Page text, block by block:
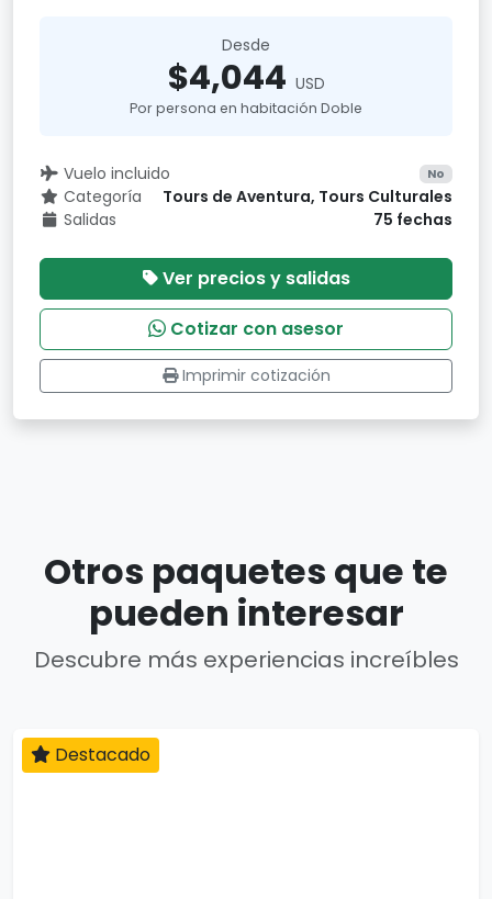
Desde
$4,044 USD
Por persona en habitación Doble
Vuelo incluido No
Categoría
Tours de Aventura, Tours Culturales
Salidas
75 fechas
Ver precios y salidas
Cotizar con asesor
Imprimir cotización
Otros paquetes que te
pueden interesar
Descubre más experiencias increíbles
Destacado